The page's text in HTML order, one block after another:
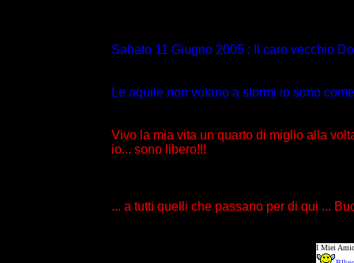
Sabato 11 Giugno 2005 : Il caro vecchio
Le aquile non volano a stormi io sono
Vivo la mia vita un quarto di miglio alla
io... sono libero!!!
... a tutti quelli che passano per di qui ...